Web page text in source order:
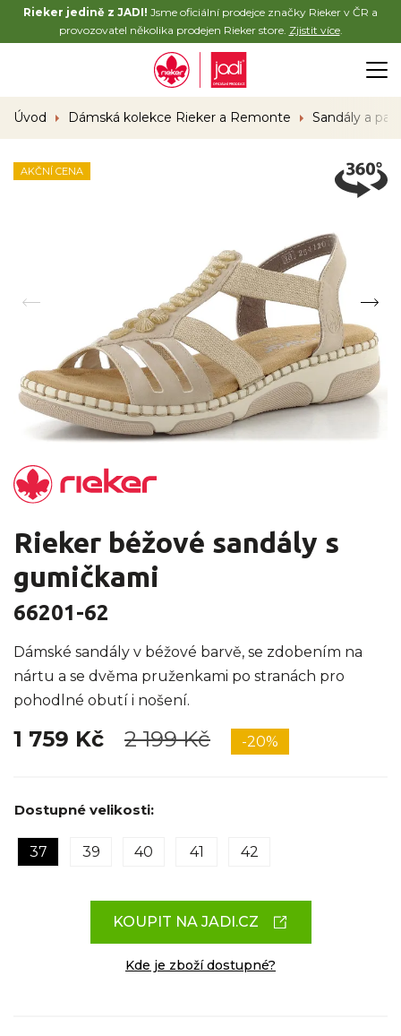
Rieker jedině z JADI! Jsme oficiální prodejce značky Rieker v ČR a
provozovatel několika prodejen Rieker store. Zjistit více.
Úvod Dámská kolekce Rieker a Remonte Sandály a
AKČNÍ CENA
Rieker béžové sandály s
gumičkami
66201-62
Dámské sandály v béžové barvě, se zdobením na
nártu a se dvěma pruženkami po stranách pro
pohodlné obutí i nošení.
1 759 Kč 2 199 Kč -20%
Dostupné velikosti:
37 39 40 41 42
KOUPIT NA JADI.CZ
Kde je zboží dostupné?